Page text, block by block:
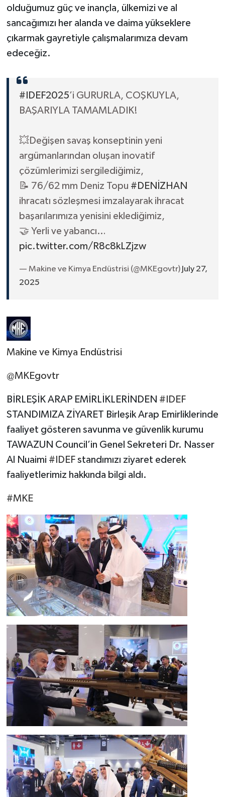
olduğumuz güç ve inançla, ülkemizi ve al
sancağımızı her alanda ve daima yükseklere
çıkarmak gayretiyle çalışmalarımıza devam
edeceğiz.
#IDEF2025’i GURURLA, COŞKUYLA,
BAŞARIYLA TAMAMLADIK!
💥Değişen savaş konseptinin yeni
argümanlarından oluşan inovatif
çözümlerimizi sergilediğimiz,
📝 76/62 mm Deniz Topu #DENİZHAN
ihracatı sözleşmesi imzalayarak ihracat
başarılarımıza yenisini eklediğimiz,
🤝 Yerli ve yabancı…
pic.twitter.com/R8c8kLZjzw
— Makine ve Kimya Endüstrisi (@MKEgovtr) July 27,
2025
Makine ve Kimya Endüstrisi
@MKEgovtr
BİRLEŞİK ARAP EMİRLİKLERİNDEN #IDEF
STANDIMIZA ZİYARET Birleşik Arap Emirliklerinde
faaliyet gösteren savunma ve güvenlik kurumu
TAWAZUN Council’in Genel Sekreteri Dr. Nasser
Al Nuaimi #IDEFstandımızı ziyaret ederek
faaliyetlerimiz hakkında bilgi aldı.
#MKE